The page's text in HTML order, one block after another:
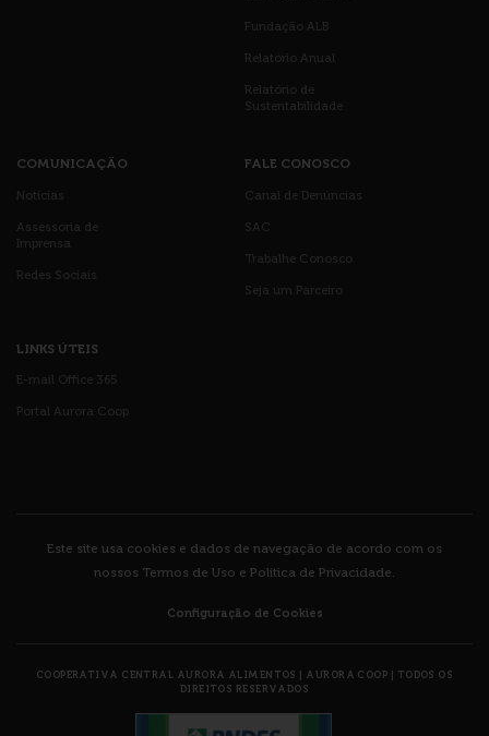
Fundação ALB
Relatório Anual
Relatório de
Sustentabilidade
COMUNICAÇÃO
Notícias
Assessoria de
Imprensa
Redes Sociais
FALE CONOSCO
Canal de Denúncias
SAC
Trabalhe Conosco
Seja um Parceiro
LINKS ÚTEIS
E-mail Office 365
Portal Aurora Coop
Este site usa cookies e dados de navegação de acordo com os
nossos Termos de Uso e Política de Privacidade.
Configuração de Cookies
COOPERATIVA CENTRAL AURORA ALIMENTOS AURORA COOP
TODOS OS
DIREITOS RESERVADOS